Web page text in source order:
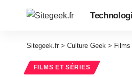
Sitegeek.fr > Culture Geek >
FILMS ET SÉRIES